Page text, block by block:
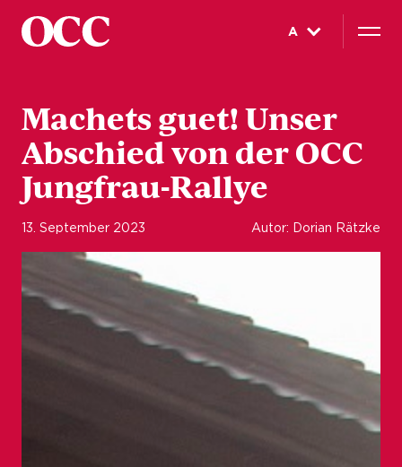
A
Machets guet! Unser
Abschied von der OCC
Jungfrau-Rallye
13. September 2023 Autor: Dorian Rätzke